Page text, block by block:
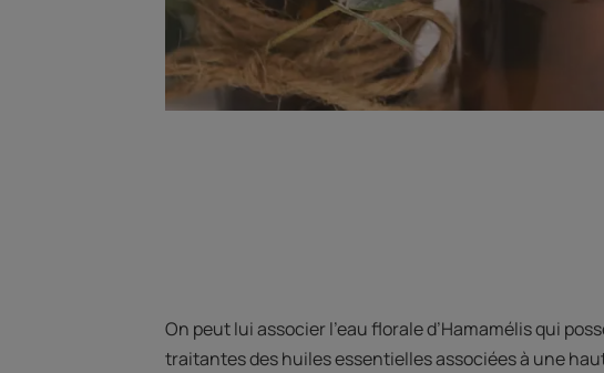
On peut lui associer l’eau florale d’Hamamélis qui
traitantes des huiles essentielles associées à une